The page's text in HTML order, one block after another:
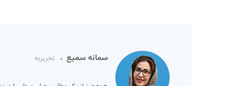
سمانه سمیع تحریریه